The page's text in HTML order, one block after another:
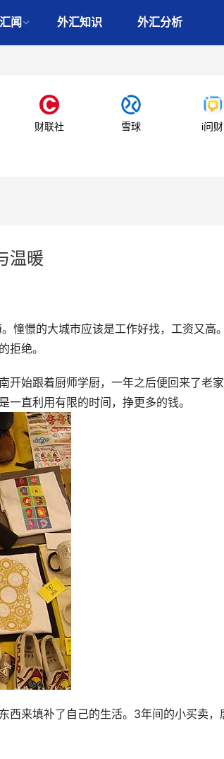
汇闻 外汇知识 外汇分析
财联社 雪球 i问财
温暖
憧憬的大城市应该是工作好找，工资又高
拒绝。
开始跟着厨师学厨，一年之后便回来了老
直利用有限的时间，挣更多的钱。
西来填补了自己的生活。3年间的小买卖，